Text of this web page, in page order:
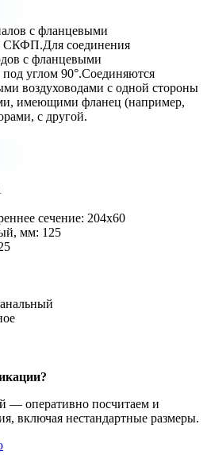
с фланцевыми
СКФП.Для соединения
с фланцевыми
под углом 90°.Соединяются
воздуховодами с одной стороны
имеющими фланец (например,
с другой.
сечение: 204х60
мм: 125
— оперативно посчитаем и
включая нестандартные размеры.